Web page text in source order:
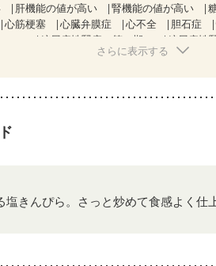
肝機能の値が高い 腎機能の値が高い
心筋梗塞 心臓弁膜症 心不全 胆石症
） 糖尿病性腎症（第１期）
糖尿病性
CKD（ステージ２）
初期）
妊婦健診・血圧が気になる（初期
う症
さらに表示する
塩きんぴら。さっと炒めて食感よく仕